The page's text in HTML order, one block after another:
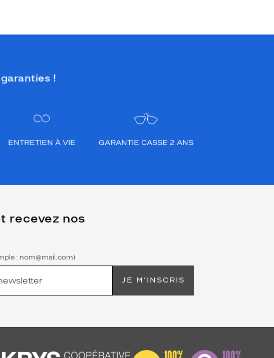
!
ENTRETIEN À VIE GARANTIE CASSE 2 ANS
recevez nos
: nom@mail.com)
JE M'INSCRIS